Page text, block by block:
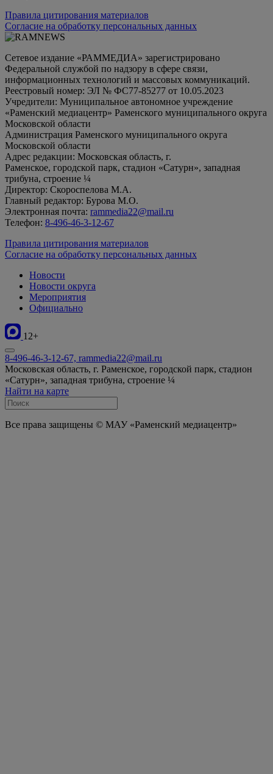
Правила цитирования материалов
Согласие на обработку персональных данных
Сетевое издание «РАММЕДИА» зарегистрировано
Федеральной службой по надзору в сфере связи,
информационных технологий и массовых коммуникаций.
Реестровый номер: ЭЛ № ФС77-85277 от 10.05.2023
Учредители: Муниципальное автономное учреждение
«Раменский медиацентр» Раменского муниципального округа
Московской области
Администрация Раменского муниципального округа
Московской области
Адрес редакции: Московская область, г.
Раменское, городской парк, стадион «Сатурн», западная
трибуна, строение ¼
Директор: Скороспелова М.А.
Главный редактор: Бурова М.О.
Электронная почта: rammedia22@mail.ru
Телефон: 8-496-46-3-12-67
Правила цитирования материалов
Согласие на обработку персональных данных
Новости
Новости округа
Мероприятия
Официально
12+
8-496-46-3-12-67, rammedia22@mail.ru
Московская область, г. Раменское, городской парк, стадион
«Сатурн», западная трибуна, строение ¼
Найти на карте
Все права защищены © МАУ «Раменский медиацентр»